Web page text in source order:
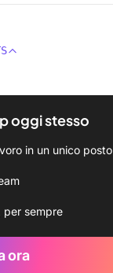
oggi stesso
in un unico posto
per sempre
ora